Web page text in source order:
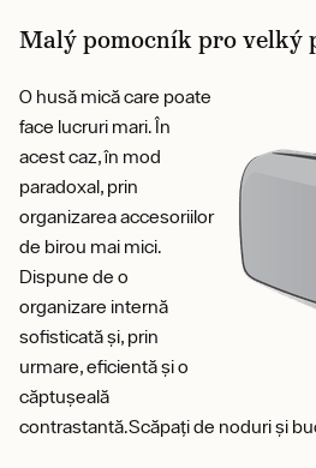
Malý pomocník pro velký
O husă mică care poate
face lucruri mari. În
acest caz, în mod
paradoxal, prin
organizarea accesoriilor
de birou mai mici.
Dispune de o
organizare internă
sofisticată și, prin
urmare, eficientă și o
căptușeală
contrastantă.Scăpați de noduri și